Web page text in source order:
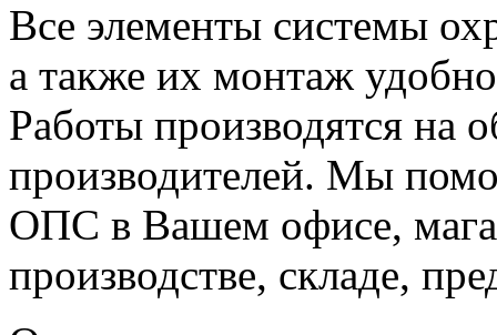
Все элементы системы
а также их монтаж
Работы производятся на
производителей. Мы
ОПС в Вашем офисе,
производстве, складе,